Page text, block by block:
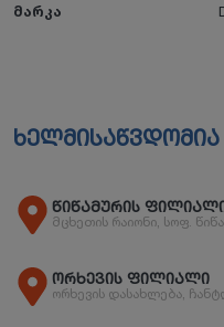
მარკა
წიწამურის
მცხეთის რაიონი, სოფ.
ორხევის ფილიალი
ორხევის დასახლება,